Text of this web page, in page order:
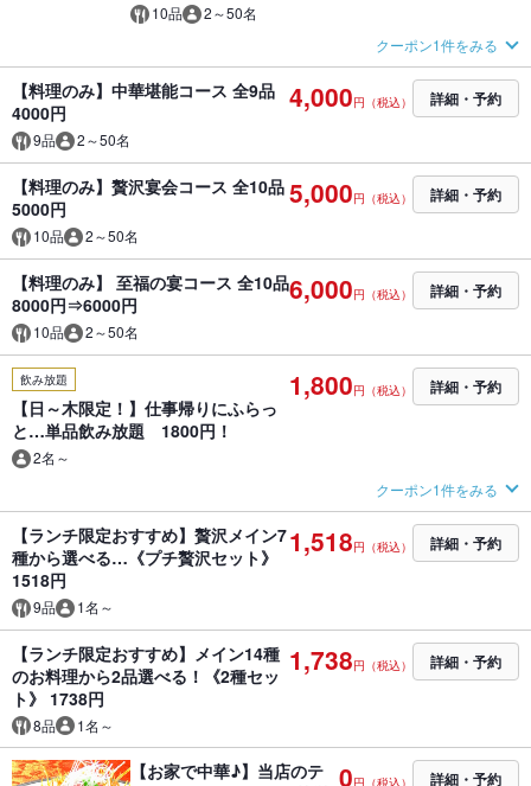
10品 2～50名
クーポン1件をみる
【料理のみ】中華堪能コース 全9品
4000円
9品 2～50名
4,000円（税込） 詳細・予約
【料理のみ】贅沢宴会コース 全10品
5000円
10品 2～50名
5,000円（税込） 詳細・予約
【料理のみ】 至福の宴コース 全10品
8000円⇒6000円
10品 2～50名
6,000円（税込） 詳細・予約
飲み放題
【日～木限定！】仕事帰りにふらっ
と…単品飲み放題 1800円！
2名～
1,800円（税込） 詳細・予約
クーポン1件をみる
【ランチ限定おすすめ】贅沢メイン7
種から選べる…《プチ贅沢セット》
1518円
9品 1名～
1,518円（税込） 詳細・予約
【ランチ限定おすすめ】メイン14種
のお料理から2品選べる！《2種セッ
ト》 1738円
8品 1名～
1,738円（税込） 詳細・予約
【お家で中華♪】当店のテ
0 詳細・予約